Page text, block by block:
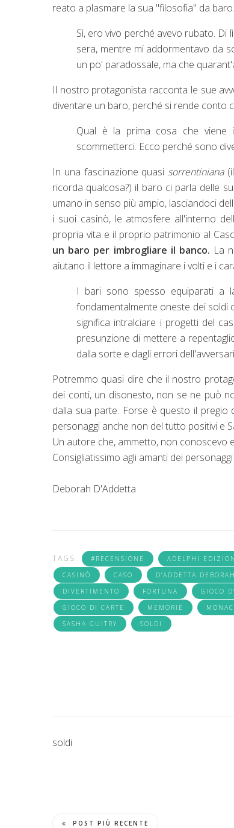
reato a plasmare la sua "filosofia" da baro.
Sì, ero vivo perché avevo rubato. Di
sera, mentre mi addormentavo da
un po' paradossale, ma che
Il nostro protagonista racconta le sue
diventare un baro, perché si rende conto
Qual è la prima cosa che viene
scommetterci. Ecco perché sono
In una fascinazione quasi sorrentiniana(il
ricorda qualcosa?) il baro ci parla delle
umano in senso più ampio, lasciandoci
i suoi casinò, le atmosfere all'interno
propria vita e il proprio patrimonio al
un baro per imbrogliare il banco. La
aiutano il lettore a immaginare i volti e i
I bari sono spesso equiparati a
fondamentalmente oneste dei soldi
significa intralciare i progetti del
presunzione di mettere a
dalla sorte e dagli errori
Potremmo quasi dire che il nostro
dei conti, un disonesto, non se ne può
dalla sua parte. Forse è questo il
personaggi anche non del tutto positivi e
Un autore che, ammetto, non conoscevo e
Consigliatissimo agli amanti dei
Deborah D'Addetta
TAGS: #RECENSIONE ADELPHI
CASINÒ
CASO
D'ADDETTA DEBORAH
DIVERTIMENTO
FORTUNA
GIOCO
GIOCO DI CARTE
MEMORIE
SASHA GUITRY
SOLDI
soldi
POST PIÙ RECENTE